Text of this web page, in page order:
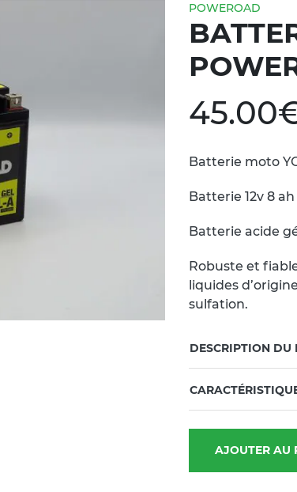
POWEROAD
45.00
Batterie moto
Batterie 12v 8
Batterie acide
Robuste et
liquides
sulfation.
DESCRIPTION DU
AJOUTER AU